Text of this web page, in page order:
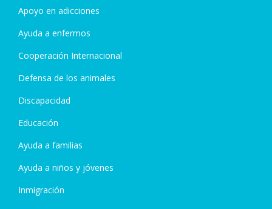
Apoyo en adicciones
Ayuda a enfermos
Cooperación Internacional
Defensa de los animales
Discapacidad
Educación
Ayuda a familias
Ayuda a niños y jóvenes
Inmigración